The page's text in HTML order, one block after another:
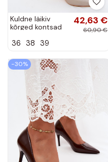
Kuldne läikiv
kõrged kontsad
Marcella
42,63 €
60,90 €
36 38 39
−30%